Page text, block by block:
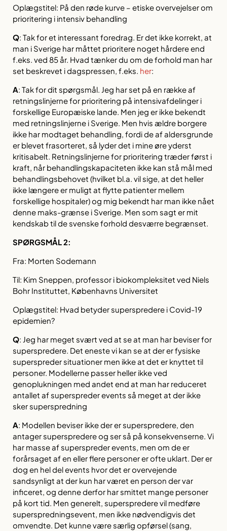
Oplægstitel: På den røde kurve – etiske overvejelser om
prioritering i intensiv behandling
Q: Tak for et interessant foredrag. Er det ikke korrekt, at
man i Sverige har måttet prioritere noget hårdere end
f.eks. ved 85 år. Hvad tænker du om de forhold man har
set beskrevet i dagspressen, f.eks. her:
A: Tak for dit spørgsmål. Jeg har set på en række af
retningslinjerne for prioritering på intensivafdelinger i
forskellige Europæiske lande. Men jeg er ikke bekendt
med retningslinjerne i Sverige. Men hvis ældre borgere
ikke har modtaget behandling, fordi de af aldersgrunde
er blevet frasorteret, så lyder det i mine øre yderst
kritisabelt. Retningslinjerne for prioritering træder først i
kraft, når behandlingskapaciteten ikke kan stå mål med
behandlingsbehovet (hvilket bl.a. vil sige, at det heller
ikke længere er muligt at flytte patienter mellem
forskellige hospitaler) og mig bekendt har man ikke nået
denne maks-grænse i Sverige. Men som sagt er mit
kendskab til de svenske forhold desværre begrænset.
SPØRGSMÅL 2:
Fra: Morten Sodemann
Til: Kim Sneppen, professor i biokompleksitet ved Niels
Bohr Instituttet, Københavns Universitet
Oplægstitel: Hvad betyder superspredere i Covid-19
epidemien?
Q: Jeg har meget svært ved at se at man har beviser for
superspredere. Det eneste vi kan se at der er fysiske
superspreder situationer men ikke at det er knyttet til
personer. Modellerne passer heller ikke ved
genoplukningen med andet end at man har reduceret
antallet af superspreder events så meget at der ikke
sker superspredning
A: Modellen beviser ikke der er superspredere, den
antager superspredere og ser så på konsekvenserne. Vi
har masse af superspreder events, men om de er
forårsaget af en eller flere personer er ofte uklart. Der er
dog en hel del events hvor det er overvejende
sandsynligt at der kun har været en person der var
inficeret, og denne derfor har smittet mange personer
på kort tid. Men generelt, superspredere vil medføre
superspredningsevent, men ikke nødvendigvis det
omvendte. Det kunne være særlig opførsel (sang,